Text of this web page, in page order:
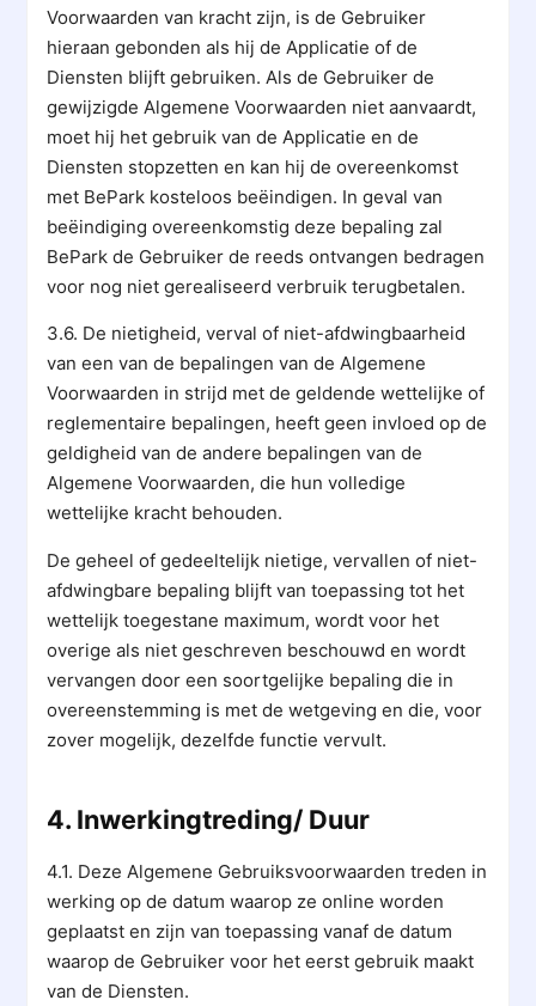
Voorwaarden van kracht zijn, is de Gebruiker
hieraan gebonden als hij de Applicatie of de
Diensten blijft gebruiken. Als de Gebruiker de
gewijzigde Algemene Voorwaarden niet aanvaardt,
moet hij het gebruik van de Applicatie en de
Diensten stopzetten en kan hij de overeenkomst
met BePark kosteloos beëindigen. In geval van
beëindiging overeenkomstig deze bepaling zal
BePark de Gebruiker de reeds ontvangen bedragen
voor nog niet gerealiseerd verbruik terugbetalen.
3.6. De nietigheid, verval of niet-afdwingbaarheid
van een van de bepalingen van de Algemene
Voorwaarden in strijd met de geldende wettelijke of
reglementaire bepalingen, heeft geen invloed op de
geldigheid van de andere bepalingen van de
Algemene Voorwaarden, die hun volledige
wettelijke kracht behouden.
De geheel of gedeeltelijk nietige, vervallen of niet-
afdwingbare bepaling blijft van toepassing tot het
wettelijk toegestane maximum, wordt voor het
overige als niet geschreven beschouwd en wordt
vervangen door een soortgelijke bepaling die in
overeenstemming is met de wetgeving en die, voor
zover mogelijk, dezelfde functie vervult.
4. Inwerkingtreding/ Duur
4.1. Deze Algemene Gebruiksvoorwaarden treden in
werking op de datum waarop ze online worden
geplaatst en zijn van toepassing vanaf de datum
waarop de Gebruiker voor het eerst gebruik maakt
van de Diensten.